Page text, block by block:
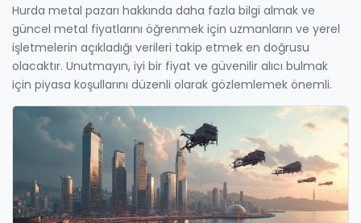
Hurda metal pazarı hakkında daha fazla bilgi almak ve
güncel metal fiyatlarını öğrenmek için uzmanların ve yerel
işletmelerin açıkladığı verileri takip etmek en doğrusu
olacaktır. Unutmayın, iyi bir fiyat ve güvenilir alıcı bulmak
için piyasa koşullarını düzenli olarak gözlemlemek önemli.